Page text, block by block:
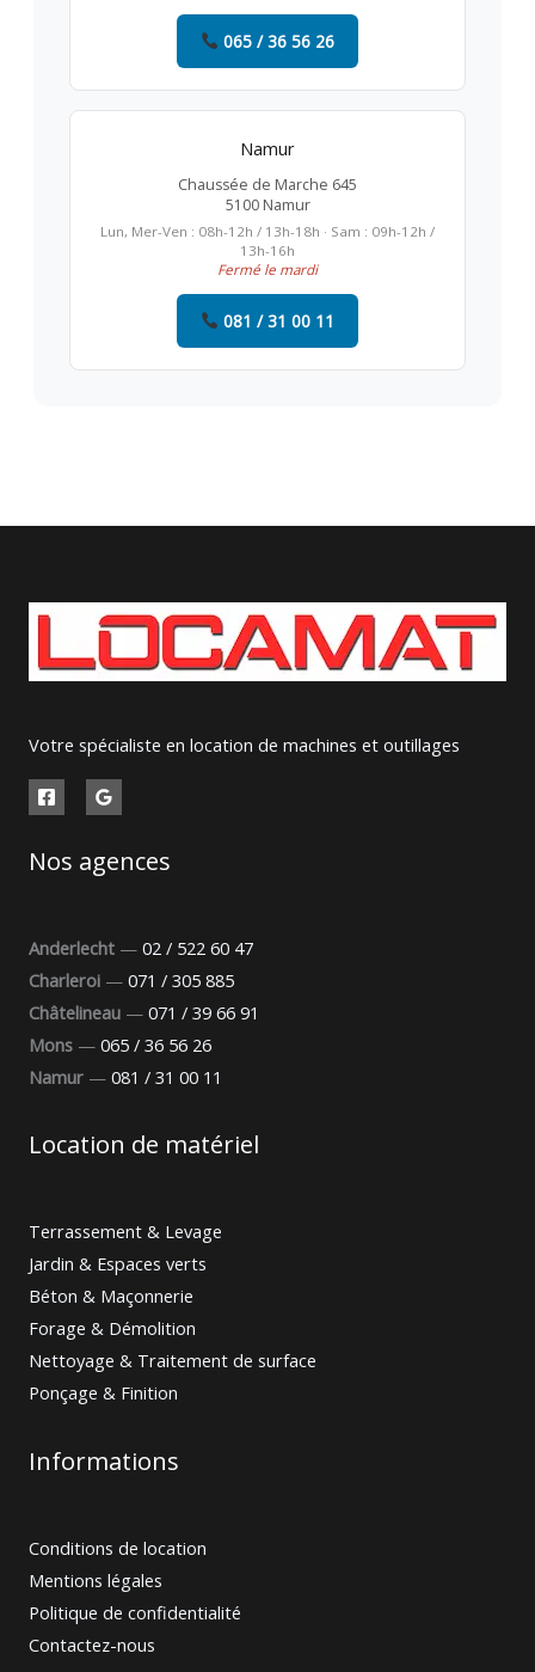
065 / 36 56 26
Namur
Chaussée de Marche 645
5100 Namur
Lun, Mer-Ven : 08h-12h / 13h-18h · Sam : 09h-12h /
13h-16h
Fermé le mardi
081 / 31 00 11
Votre spécialiste en location de machines et outillages
Nos agences
Anderlecht — 02 / 522 60 47
Charleroi — 071 / 305 885
Châtelineau — 071 / 39 66 91
Mons — 065 / 36 56 26
Namur — 081 / 31 00 11
Location de matériel
Terrassement & Levage
Jardin & Espaces verts
Béton & Maçonnerie
Forage & Démolition
Nettoyage & Traitement de surface
Ponçage & Finition
Informations
Conditions de location
Mentions légales
Politique de confidentialité
Contactez-nous